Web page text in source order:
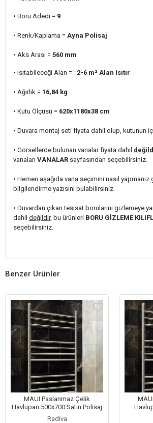
• Boru Adedi = 9
• Renk/Kaplama = Ayna Polisaj
• Aks Arası = 560 mm
• Isıtabileceği Alan = 2-6 m² Alan Isıtır
• Ağırlık = 16,84 kg
• Kutu Ölçüsü = 620x1180x38 cm
• Duvara montaj seti fiyata dahil olup, kutunun
• Görsellerde bulunan vanalar fiyata dahil
vanaları VANALAR sayfasından seçebilirsiniz.
• Hemen aşağıda vana seçimini nasıl
bilgilendirme yazısını bulabilirsiniz.
• Duvardan çıkan tesisat borularını gizlemeye
dahil değildir, bu ürünleri BORU GİZLEME
seçebilirsiniz.
Benzer Ürünler
MAUI Paslanmaz Çelik
Havlupan 500x700 Satin Polisaj
Radiva